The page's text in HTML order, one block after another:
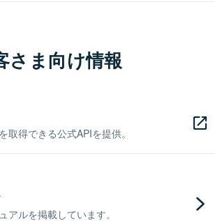
さま向け情報
得できる公式APIを提供。
ルを掲載しています。